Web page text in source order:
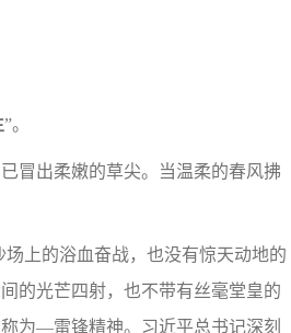
”。
冒出柔嫩的草尖。当温柔的春风拂
上的浴血奋战，也没有惊天动地的
的光芒四射，也不带有丝毫堂皇的
为—雷锋精神。习近平总书记深刻